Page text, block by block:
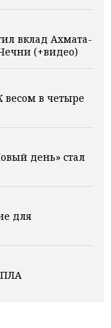
вклад Ахмата-
(+видео)
весом в четыре
день» стал
для